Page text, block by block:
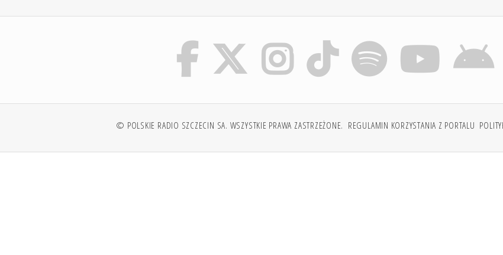
© POLSKIE RADIO SZCZECIN SA. WSZYSTKIE PRAWA ZASTRZEŻONE. REGULAMIN KORZYSTANIA Z PORTALU